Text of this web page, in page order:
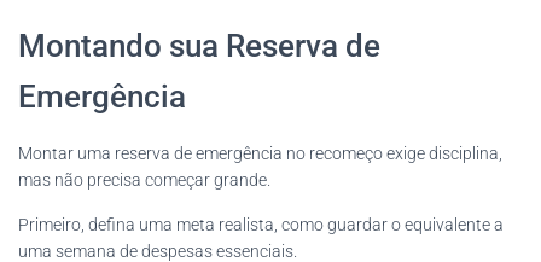
Montando sua Reserva de
Emergência
Montar uma reserva de emergência no recomeço exige disciplina,
mas não precisa começar grande.
Primeiro, defina uma meta realista, como guardar o equivalente a
uma semana de despesas essenciais.